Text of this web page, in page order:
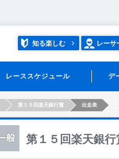
知る楽しむ レーサ
レーススケジュール デ
第１５回楽天銀行賞 出走表
第１５回楽天銀行